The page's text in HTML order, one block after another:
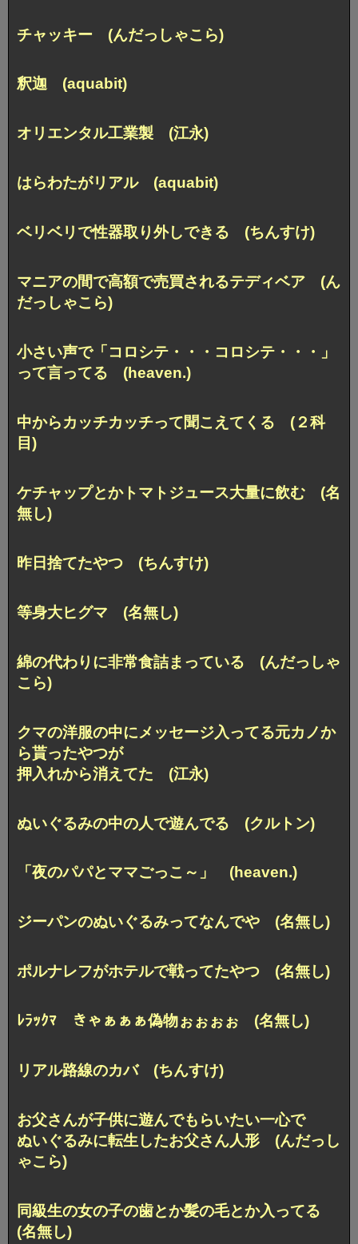
チャッキー (んだっしゃこら)
釈迦 (aquabit)
オリエンタル工業製 (江永)
はらわたがリアル (aquabit)
ベリベリで性器取り外しできる (ちんすけ)
マニアの間で高額で売買されるテディベア (ん
だっしゃこら)
小さい声で「コロシテ・・・コロシテ・・・」
って言ってる (heaven.)
中からカッチカッチって聞こえてくる (２科
目)
ケチャップとかトマトジュース大量に飲む (名
無し)
昨日捨てたやつ (ちんすけ)
等身大ヒグマ (名無し)
綿の代わりに非常食詰まっている (んだっしゃ
こら)
クマの洋服の中にメッセージ入ってる元カノか
ら貰ったやつが
押入れから消えてた (江永)
ぬいぐるみの中の人で遊んでる (クルトン)
「夜のパパとママごっこ～」 (heaven.)
ジーパンのぬいぐるみってなんでや (名無し)
ポルナレフがホテルで戦ってたやつ (名無し)
ﾚﾗｯｸﾏ きゃぁぁぁ偽物ぉぉぉぉ (名無し)
リアル路線のカバ (ちんすけ)
お父さんが子供に遊んでもらいたい一心で
ぬいぐるみに転生したお父さん人形 (んだっし
ゃこら)
同級生の女の子の歯とか髪の毛とか入ってる
(名無し)